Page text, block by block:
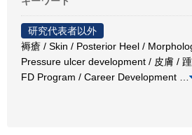
研究代表者以外
褥瘡 / Skin / Posterior Heel /
Pressure ulcer development / 皮膚 /
FD Program / Career Development